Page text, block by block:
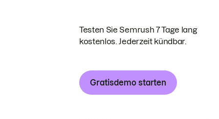
Testen Sie Semrush 7 Tage lang
kostenlos. Jederzeit kündbar.
Gratisdemo starten